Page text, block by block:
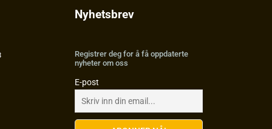
Nyhetsbrev
Registrer deg for å få oppdaterte
nyheter om oss
E-post